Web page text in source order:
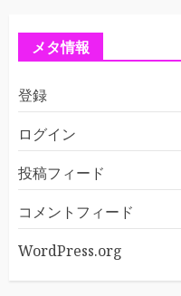
メタ情報
登録
ログイン
投稿フィード
コメントフィード
WordPress.org